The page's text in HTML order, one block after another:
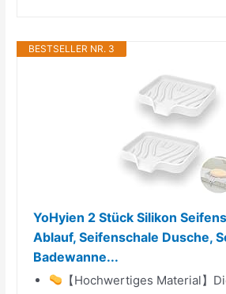
BESTSELLER NR. 3
YoHyien 2 Stück Silikon
Ablauf, Seifenschale Dusche,
Badewanne...
【Hochwertiges Material】